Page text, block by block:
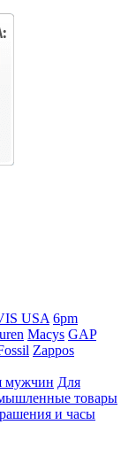
USA 6pm
Macys GAP
Zappos
мужчин Для
товары
и часы